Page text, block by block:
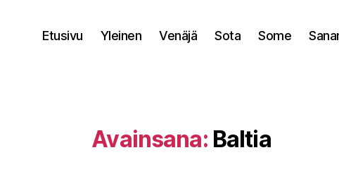
Etusivu Yleinen Venäjä Sota Some
Avainsana: Baltia